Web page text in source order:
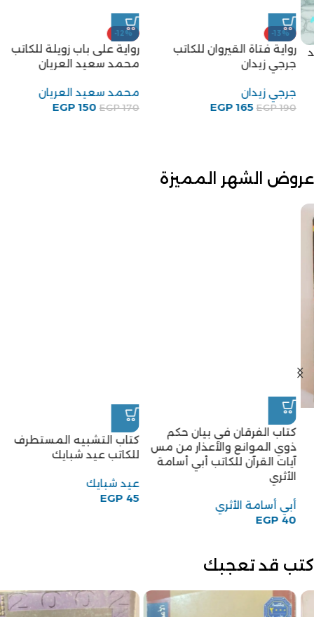
-13%
رواية فتاة القيروان للكاتب
جرجي زيدان
جرجي زيدان
EGP190
EGP165
-12%
رواية على باب زويلة للكاتب
محمد سعيد العريان
محمد سعيد العريان
EGP170
EGP150
عروض الشهر المميزة
كتاب الفرقان في بيان حكم
ذوي الموانع والأعذار من مس
آيات القرآن للكاتب أبي أسامة
الأثري
أبي أسامة الأثري
EGP40
كتاب التشبيه المستطرف
للكاتب عيد شبايك
عيد شبايك
EGP45
كتب قد تعجبك